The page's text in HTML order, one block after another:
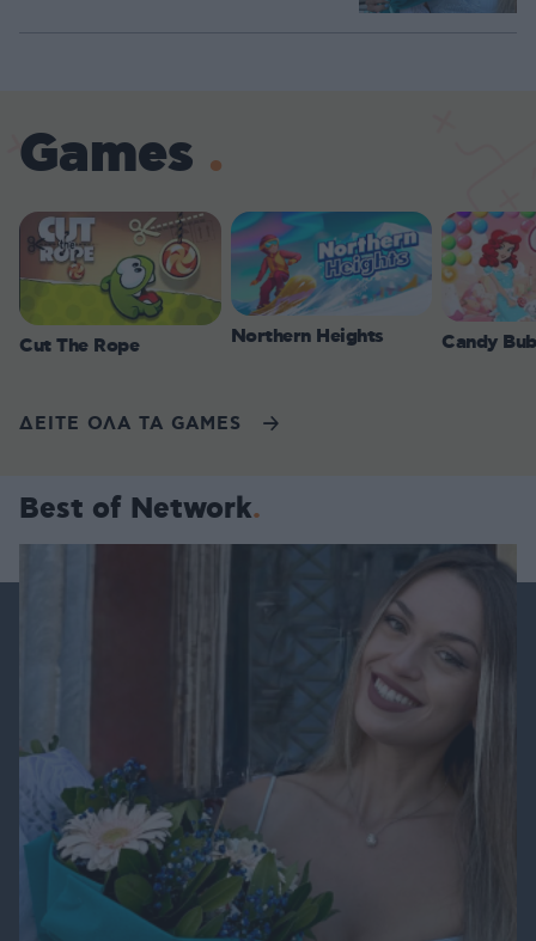
Games
Cut The Rope Northern Heights Candy
ΔΕΙΤΕ ΟΛΑ ΤΑ GAMES
Best of Network